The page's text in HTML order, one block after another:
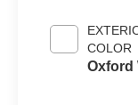
COLOR
Oxford